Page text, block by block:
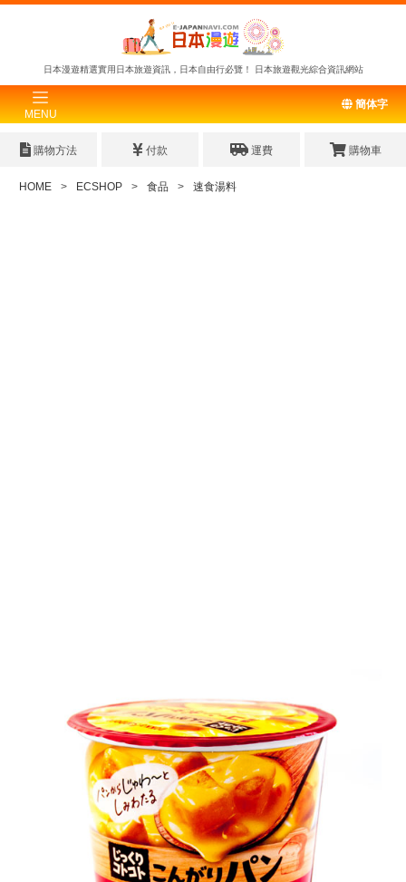
日本漫遊精選實用日本旅遊資訊，日本自由行必覽！ 日本旅遊觀光綜合資訊網站
MENU
簡体字
購物方法 付款 運費 購物車
HOME ECSHOP 食品 速食湯料